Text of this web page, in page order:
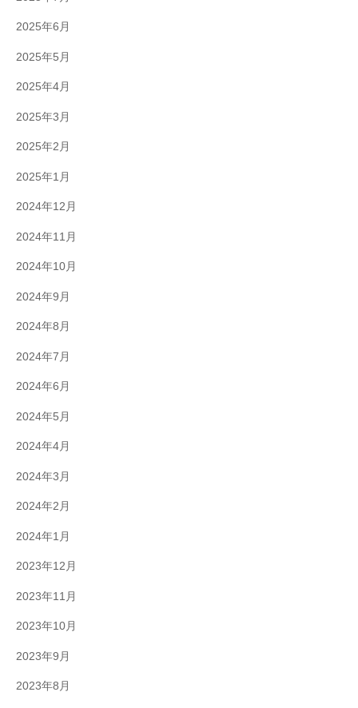
2025年6月
2025年5月
2025年4月
2025年3月
2025年2月
2025年1月
2024年12月
2024年11月
2024年10月
2024年9月
2024年8月
2024年7月
2024年6月
2024年5月
2024年4月
2024年3月
2024年2月
2024年1月
2023年12月
2023年11月
2023年10月
2023年9月
2023年8月